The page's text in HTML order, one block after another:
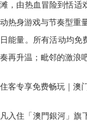
滩，由热血冒险到恬适
动热身游戏与节奏型重
日能量。所有活动均免
奏再升温；毗邻的激浪
住客专享免费畅玩｜澳
凡入住「澳門銀河」旗